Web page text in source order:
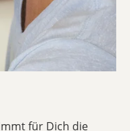
für Dich die